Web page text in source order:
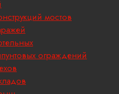
мостов
ограждений